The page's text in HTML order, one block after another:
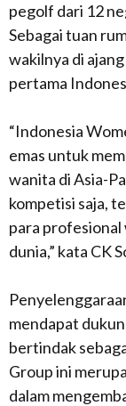
pegolf dari 12
Sebagai tuan
wakilnya di
pertama
“Indonesia
emas untuk
wanita di Asia-
kompetisi saja,
para
dunia,” kata CK
mendapat
bertindak
Group ini
dalam